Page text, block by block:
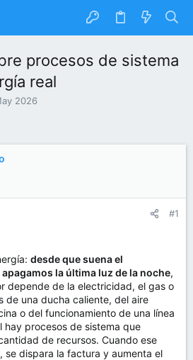
procesos de sistema
real
2026
#1
desde que suena el
la última luz de la noche,
depende de la electricidad, el gas o
de una ducha caliente, del aire
o del funcionamiento de una línea
procesos de sistema que
de recursos. Cuando ese
se dispara la factura y aumenta el